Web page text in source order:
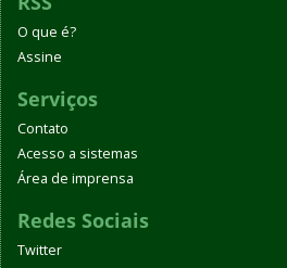
O que é?
Assine
Serviços
Contato
Acesso a sistemas
Área de imprensa
Redes Sociais
Twitter